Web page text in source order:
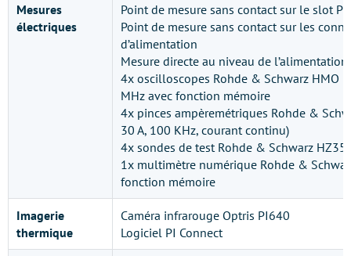
Mesures
électriques
Point de mesure sans contact sur le slot
Point de mesure sans contact sur les
d’alimentation
Mesure directe au niveau de l’alimentation
4x oscilloscopes Rohde & Schwarz HMO
MHz avec fonction mémoire
4x pinces ampèremétriques Rohde &
30 A, 100 KHz, courant continu)
4x sondes de test Rohde & Schwarz
1x multimètre numérique Rohde &
fonction mémoire
Imagerie
thermique
Caméra infrarouge Optris PI640
Logiciel PI Connect